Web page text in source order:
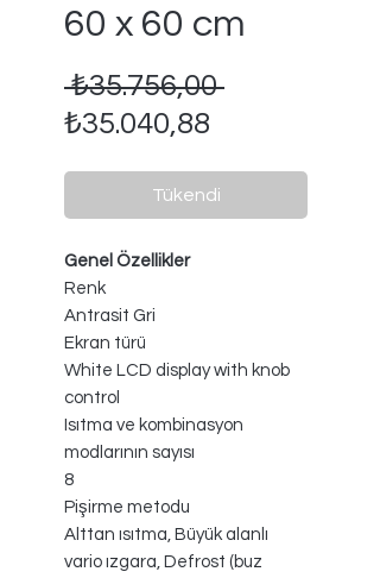
60 x 60 cm
₺35.756,00 Normal
₺35.040,88
Tükendi
Genel Özellikler
Renk
Antrasit Gri
Ekran türü
White LCD display with knob
control
Isıtma ve kombinasyon
modlarının sayısı
8
Pişirme metodu
Alttan ısıtma, Büyük alanlı
vario ızgara, Defrost (buz